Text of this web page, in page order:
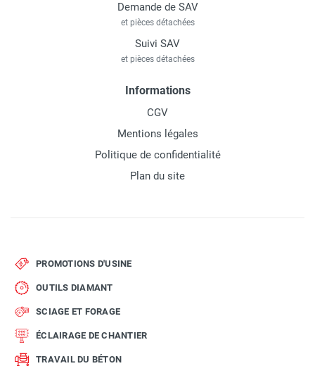
Demande de SAV
et pièces détachées
Suivi SAV
et pièces détachées
Informations
CGV
Mentions légales
Politique de confidentialité
Plan du site
PROMOTIONS D'USINE
OUTILS DIAMANT
SCIAGE ET FORAGE
ÉCLAIRAGE DE CHANTIER
TRAVAIL DU BÉTON